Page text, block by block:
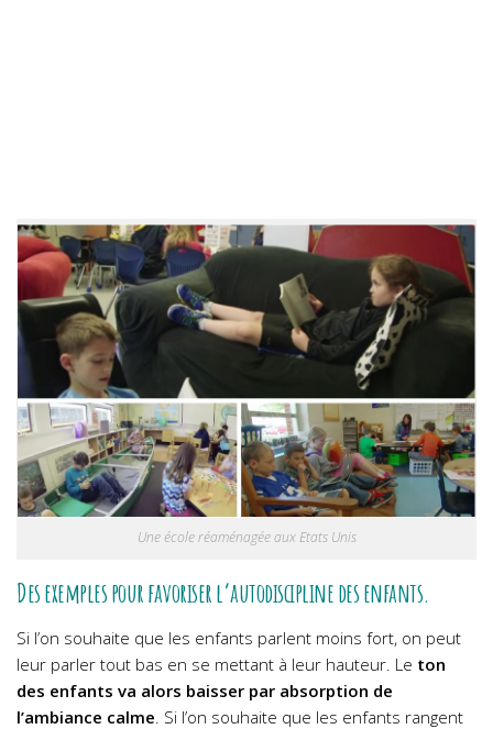
Une école réaménagée aux Etats Unis
Des exemples pour favoriser l’autodiscipline des enfants.
Si l’on souhaite que les enfants parlent moins fort, on peut
leur parler tout bas en se mettant à leur hauteur. Le ton
des enfants va alors baisser par absorption de
l’ambiance calme Si l’on souhaite que les enfants rangent